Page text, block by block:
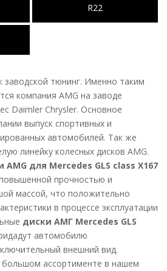
R22
заводской тюнинг. Именно таким
компания AMG на заводе
Daimler Chrysler. Основное
выпуск спортивных и
автомобилей. Так же
линейку колесных дисков AMG.
для Mercedes GLS class X167
прочностью и
массой, что положительно
в процессе эксплуатации
диски АМГ Mercedes GLS
автомобилю
внешний вид.
большом ассортименте в нашем